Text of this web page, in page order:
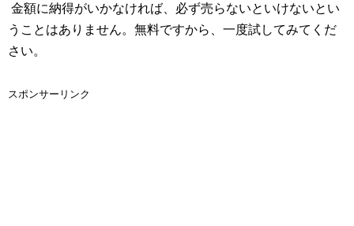
金額に納得がいかなければ、必ず売らないといけないとい
うことはありません。無料ですから、一度試してみてくだ
さい。
スポンサーリンク